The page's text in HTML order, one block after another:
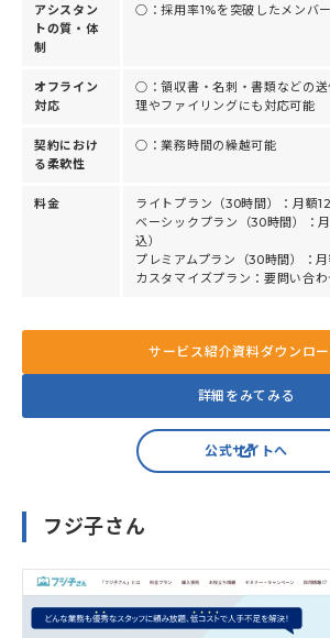
アシスタン
トの質・体
制
○：採用率1%を突破したメンバー
オフライン
対応
○：領収書・名刺・書類などの
理やファイリングにも対応可能
契約におけ
る柔軟性
○：業務時間の繰越可能
料金
ライトプラン（30時間）：月額
ベーシックプラン（30時間）：
込）
プレミアムプラン（30時間）：
カスタマイズプラン：要問い合わ
サービス紹介資料ダウンロ
詳細をみてみる
公式サイトへ
フジ子さん